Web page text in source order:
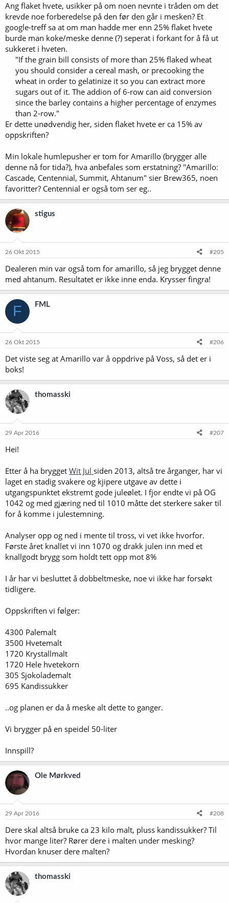
Ang flaket hvete, usikker på om noen nevnte i tråden om det
krevde noe forberedelse på den før den går i mesken? Et
google-treff sa at om man hadde mer enn 25% flaket hvete
burde man koke/meske denne (?) seperat i forkant for å få ut
sukkeret i hveten.
"If the grain bill consists of more than 25% flaked wheat
you should consider a cereal mash, or precooking the
wheat in order to gelatinize it so you can extract more
sugars out of it. The addion of 6-row can aid conversion
since the barley contains a higher percentage of enzymes
than 2-row."​
Er dette unødvendig her, siden flaket hvete er ca 15% av
oppskriften?
Min lokale humlepusher er tom for Amarillo (brygger alle
denne nå for tida?), hva anbefales som erstatning? "Amarillo:
Cascade, Centennial, Summit, Ahtanum" sier Brew365, noen
favoritter? Centennial er også tom ser eg..
stigus
26 Okt 2015 #205
Dealeren min var også tom for amarillo, så jeg brygget denne
med ahtanum. Resultatet er ikke inne enda. Krysser fingra!
F FML
26 Okt 2015 #206
Det viste seg at Amarillo var å oppdrive på Voss, så det er i
boks!
thomasski
29 Apr 2016 #207
Hei!
Etter å ha brygget Wit Jul siden 2013, altså tre årganger, har vi
laget en stadig svakere og kjipere utgave av dette i
utgangspunktet ekstremt gode juleølet. I fjor endte vi på OG
1042 og med gjæring ned til 1010 måtte det sterkere saker til
for å komme i julestemning.
Analyser opp og ned i mente til tross, vi vet ikke hvorfor.
Første året knallet vi inn 1070 og drakk julen inn med et
knallgodt brygg som holdt tett opp mot 8%
I år har vi besluttet å dobbeltmeske, noe vi ikke har forsøkt
tidligere.
Oppskriften vi følger:
4300 Palemalt
3500 Hvetemalt
1720 Krystallmalt
1720 Hele hvetekorn
305 Sjokolademalt
695 Kandissukker
..og planen er da å meske alt dette to ganger.
Vi brygger på en speidel 50-liter
Innspill?
Ole Mørkved
29 Apr 2016 #208
Dere skal altså bruke ca 23 kilo malt, pluss kandissukker? Til
hvor mange liter? Rører dere i malten under mesking?
Hvordan knuser dere malten?
thomasski